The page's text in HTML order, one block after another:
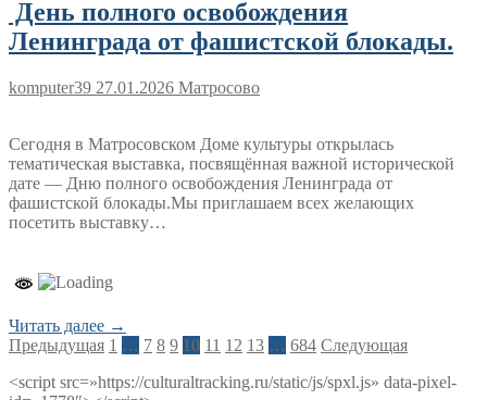
День полного освобождения
Ленинграда от фашистской блокады.
komputer39 27.01.2026 Матросово
Сегодня в Матросовском Доме культуры открылась
тематическая выставка, посвящённая важной исторической
дате — Дню полного освобождения Ленинграда от
фашистской блокады.Мы приглашаем всех желающих
посетить выставку…
Читать далее →
Пагинация
записей
Предыдущая 1 … 7 8 9 10 11 12 13 … 684 Следующая
<script src=»https://culturaltracking.ru/static/js/spxl.js» data-pixel-